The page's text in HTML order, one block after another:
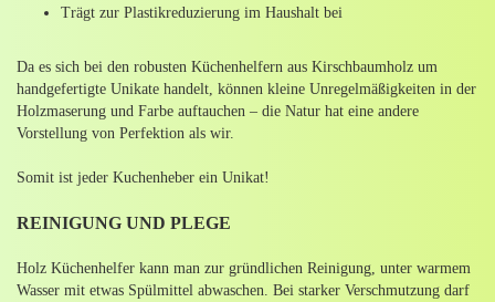
Trägt zur Plastikreduzierung im Haushalt bei
Da es sich bei den robusten Küchenhelfern aus Kirschbaumholz um
handgefertigte Unikate handelt, können kleine Unregelmäßigkeiten in der
Holzmaserung und Farbe auftauchen – die Natur hat eine andere
Vorstellung von Perfektion als wir.
Somit ist jeder Kuchenheber ein Unikat!
REINIGUNG UND PLEGE
Holz Küchenhelfer kann man zur gründlichen Reinigung, unter warmem
Wasser mit etwas Spülmittel abwaschen. Bei starker Verschmutzung darf